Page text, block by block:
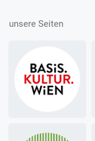
unsere Seiten